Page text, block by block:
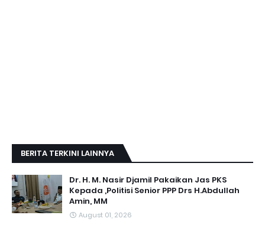
BERITA TERKINI LAINNYA
Dr. H. M. Nasir Djamil Pakaikan Jas PKS
Kepada ,Politisi Senior PPP Drs H.Abdullah
Amin, MM
August 01, 2026